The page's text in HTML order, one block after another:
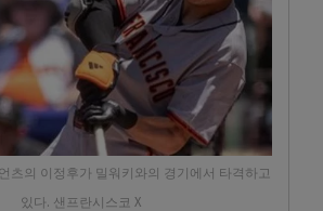
츠의 이정후가 밀워키와의 경기에서 타격하고
있다. 샌프란시스코 X